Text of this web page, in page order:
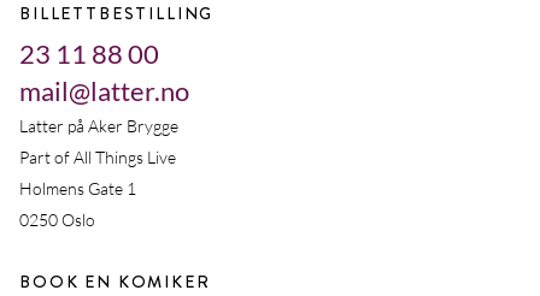
BILLETTBESTILLING
23 11 88 00
mail@latter.no
Latter på Aker Brygge
Part of All Things Live
Holmens Gate 1
0250 Oslo
BOOK EN KOMIKER